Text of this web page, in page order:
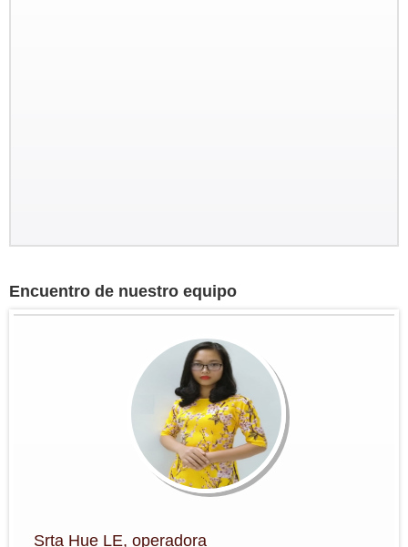
Encuentro de nuestro equipo
Srta Hue LE, operadora
Sra Sibylle SMETS
Circuito a medida para descubrir el
sur de Vietnam y el Camboya del 4
Bruselas - Saigon - Tay Ninh -
Tuneles Cu Chi - MyTho -...
Grupo:Sra Christine PELLERIN y
sus amigos...
Viaje de Norte a Sur del 7 nov al 22
nov
Resumen : Hanoi - Bahia de Halong
- HoaLu- Pueblo de MaiHich - Tren
nocturno Hue - HoiAn - Saigon - Vinh
Long -...